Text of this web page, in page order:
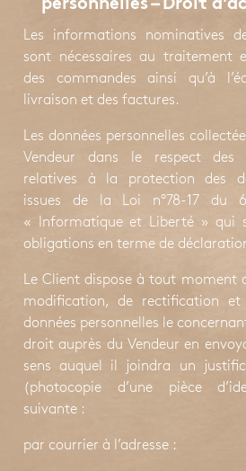
personnelles – Droit
Les informations nominatives
sont nécessaires au traitement
des commandes ainsi qu’à
livraison et des factures.
Les données personnelles
Vendeur dans le respect des
relatives à la protection des
issues de la Loi n°78-17 du
« Informatique et Liberté » qui
obligations en terme de
Le Client dispose à tout moment
modification, de rectification et
données personnelles le
droit auprès du Vendeur en
sens auquel il joindra un
(photocopie d’une pièce
suivante :
par courrier à l’adresse :